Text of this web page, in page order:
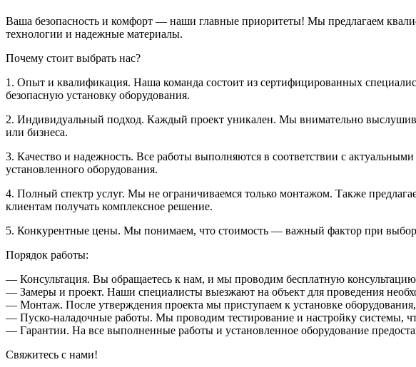
Ваша безопасность и комфорт — наши главные приоритеты! Мы предлагаем
технологии и надежные материалы.
Почему стоит выбрать нас?
1. Опыт и квалификация. Наша команда состоит из сертифицированных
безопасную установку оборудования.
2. Индивидуальный подход. Каждый проект уникален. Мы внимательно
или бизнеса.
3. Качество и надежность. Все работы выполняются в соответствии с
установленного оборудования.
4. Полный спектр услуг. Мы не ограничиваемся только монтажом. Также
клиентам получать комплексное решение.
5. Конкурентные цены. Мы понимаем, что стоимость — важный фактор при
Порядок работы:
— Консультация. Вы обращаетесь к нам, и мы проводим бесплатную
— Замеры и проект. Наши специалисты выезжают на объект для проведения
— Монтаж. После утверждения проекта мы приступаем к установке
— Пуско-наладочные работы. Мы проводим тестирование и настройку системы,
— Гарантии. На все выполненные работы и установленное оборудование
Свяжитесь с нами!